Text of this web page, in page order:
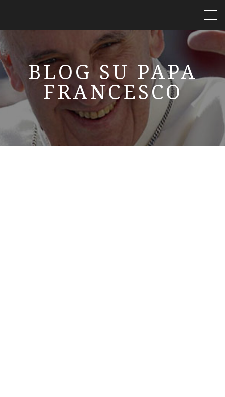
BLOG SU PAPA
FRANCESCO